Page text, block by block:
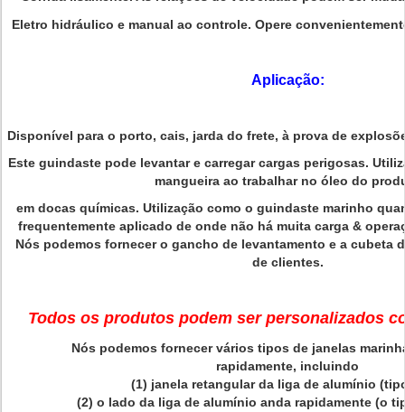
Eletro hidráulico e manual ao controle. Opere
Aplicação:
Disponível para o porto, cais, jarda do frete, à prova de
Este guindaste pode levantar e carregar cargas perigosas.
mangueira ao trabalhar no óleo do
em docas químicas. Utilização como o guindaste marinho
frequentemente aplicado de onde não há muita carga &
Nós podemos fornecer o gancho de levantamento e a cubeta
de clientes.
Todos os produtos podem ser personalizados
Nós podemos fornecer vários tipos de janelas
rapidamente, incluindo
(1) janela retangular da liga de alumínio
(2) o lado da liga de alumínio anda rapidamente (o